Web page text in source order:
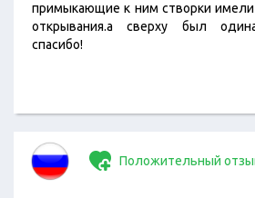
примыкающие к ним створки имели
открывания.а сверху был
спасибо!
Положительный